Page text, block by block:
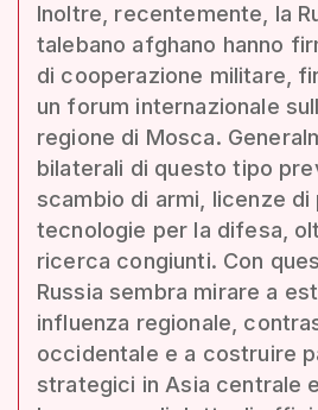
Inoltre, recentemente, la
talebano afghano hanno
di cooperazione militare,
un forum internazionale
regione di Mosca.
bilaterali di questo tipo
scambio di armi, licenze di
tecnologie per la difesa,
ricerca congiunti. Con
Russia sembra mirare a
influenza regionale,
occidentale e a costruire
strategici in Asia centrale